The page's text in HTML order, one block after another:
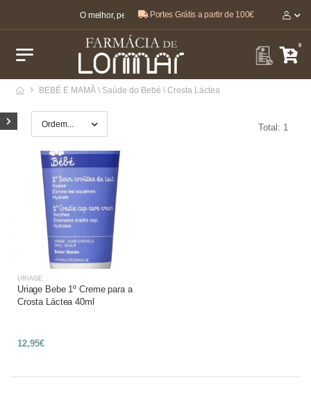
O melhor, pela sua saúde e bem-estar 🤍
Portes Grátis a partir de 100€
0
BEBÉ E MAMÃ \ Saúde do Bebé \ Crosta Láctea
Total: 1
URIAGE
Uriage Bebe 1º Creme para a
Crosta Láctea 40ml
12,95€